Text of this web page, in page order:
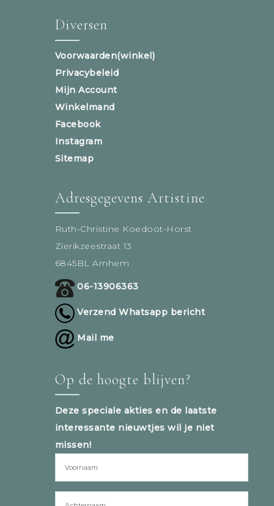
Diversen
Voorwaarden(winkel)
Privacybeleid
Mijn Account
Winkelmand
Facebook
Instagram
Sitemap
Adresgegevens Artistine
Ruth-Christine Koedoot-Horst
Zierikzeestraat 13
6845BL Arnhem
06-13906363
Verzend Whatsapp bericht
Mail me
Op de hoogte blijven?
Deze speciale akties en de laatste
interessante nieuwtjes wil je niet
missen!